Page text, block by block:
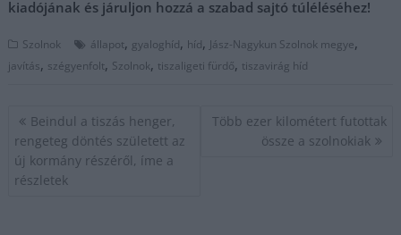
kiadójának és járuljon hozzá a szabad sajtó túléléséhez!
Szolnok állapot, gyaloghíd, híd, Jász-Nagykun Szolnok megye,
javítás, szégyenfolt, Szolnok, tiszaligeti fürdő, tiszavirág híd
Bejegyzés
navigáció
Beindul a tiszás henger,
rengeteg döntés született az
új kormány részéről, íme a
részletek
Több ezer kilométert futottak
össze a szolnokiak